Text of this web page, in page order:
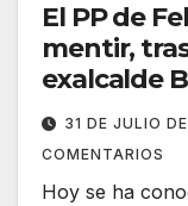
El PP de
mentir,
exalcalde
31 DE JULIO
COMENTARIOS
Hoy se ha